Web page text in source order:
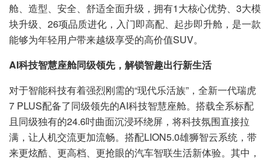
舱、造型、安全、舒适全面升级，拥有1大核心优势、3大模
块升级、26项品质进化，入门即高配、起步即升舱，是一款
能够为年轻用户带来越级享受的高价值SUV。
AI科技智慧座舱同级领先，解锁智趣出行新生活
对于智能科技有着强烈刚需的“现代乐活族”，全新一代瑞虎
7 PLUS配备了同级领先的AI科技智慧座舱。搭载全系标配
且同级独有的24.6吋曲面沉浸环绕屏，将科技氛围直接拉
满，让人机交流更加流畅。搭配LION5.0雄狮智云系统，带
来更炫酷、更高档、更抢眼的汽车智联生活新体验。其中，